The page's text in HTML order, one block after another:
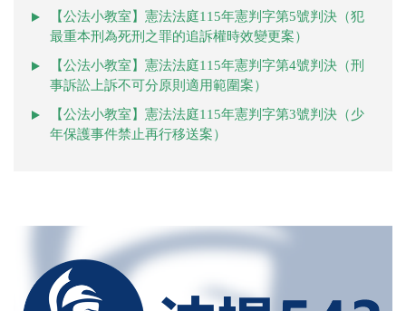
【公法小教室】憲法法庭115年憲判字第5號判決（犯
最重本刑為死刑之罪的追訴權時效變更案）
【公法小教室】憲法法庭115年憲判字第4號判決（刑
事訴訟上訴不可分原則適用範圍案）
【公法小教室】憲法法庭115年憲判字第3號判決（少
年保護事件禁止再行移送案）